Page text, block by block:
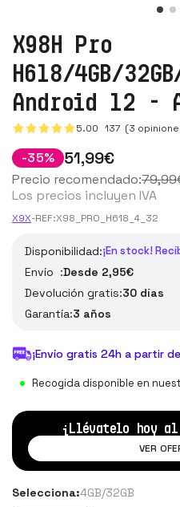
X98H Pro
H618/4GB/
Android 12 -
5.00 137 (3
-35% 51,99€
Precio recomendado:79,99
Los precios incluyen IVA
X9X-REF:X98_PRO_H618_4_32
Disponibilidad:¡En stock!
Envío :Desde 2,95€
Devolución gratis:30 días
Garantía:3 años
¡Envío gratis 24h a partir
Recogida disponible en
¡Llévatelo hoy
VER
Selecciona:4GB/32GB